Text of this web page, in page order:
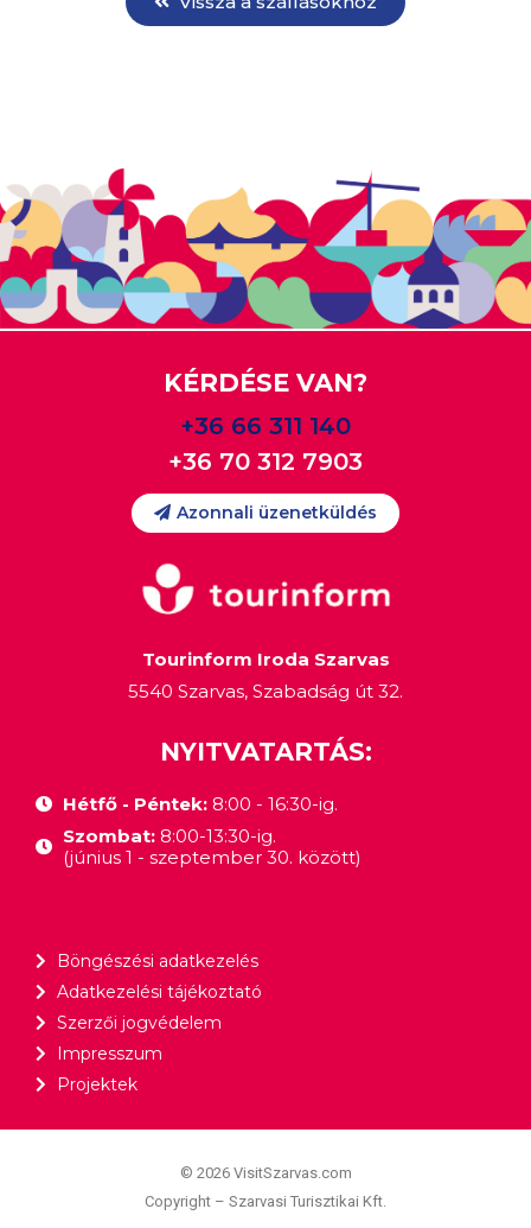
KÉRDÉSE VAN?
+36 66 311 140
+36 70 312 7903
Azonnali üzenetküldés
Tourinform Iroda Szarvas
5540 Szarvas, Szabadság út 32.
NYITVATARTÁS:
Hétfő - Péntek:8:00 - 16:30-ig.
Szombat: 8:00-13:30-ig.
(június 1 - szeptember 30. között)
Böngészési adatkezelés
Adatkezelési tájékoztató
Szerzői jogvédelem
Impresszum
Projektek
© 2026 VisitSzarvas.com
Copyright – Szarvasi Turisztikai Kft.